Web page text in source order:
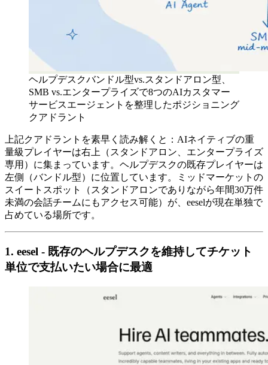
ヘルプデスクバンドル型vs.スタンドアロン型、
SMB vs.エンタープライズで8つのAIカスタマー
サービスエージェントを整理したポジショニング
クアドラント
上記クアドラントを素早く読み解くと：AIネイティブの重
量級プレイヤーは右上（スタンドアロン、エンタープライズ
専用）に集まっています。ヘルプデスクの既存プレイヤーは
左側（バンドル型）に位置しています。ミッドマーケットの
スイートスポット（スタンドアロンでありながら年間30万件
未満の会話チームにもアクセス可能）が、eeselが現在単独で
占めている場所です。
1. eesel - 既存のヘルプデスクを維持してチケット
単位で支払いたい場合に最適